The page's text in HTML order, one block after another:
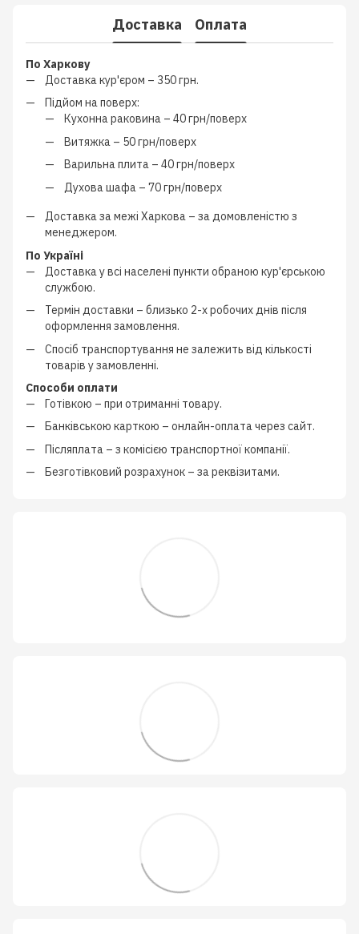
Доставка Оплата
По Харкову
Доставка кур'єром – 350 грн.
Підйом на поверх:
Кухонна раковина – 40 грн/поверх
Витяжка – 50 грн/поверх
Варильна плита – 40 грн/поверх
Духова шафа – 70 грн/поверх
Доставка за межі Харкова – за домовленістю з
менеджером.
По Україні
Доставка у всі населені пункти обраною кур'єрською
службою.
Термін доставки – близько 2-х робочих днів після
оформлення замовлення.
Спосіб транспортування не залежить від кількості
товарів у замовленні.
Способи оплати
Готівкою – при отриманні товару.
Банківською карткою – онлайн-оплата через сайт.
Післяплата – з комісією транспортної компанії.
Безготівковий розрахунок – за реквізитами.